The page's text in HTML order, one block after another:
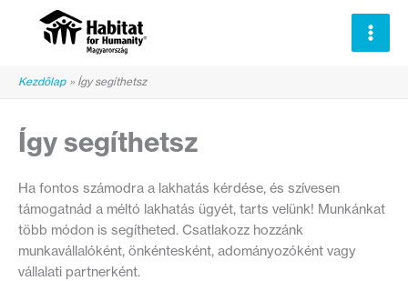
Kezdőlap Így segíthetsz
Így segíthetsz
Ha fontos számodra a lakhatás kérdése, és szívesen
támogatnád a méltó lakhatás ügyét, tarts velünk! Munkánkat
több módon is segítheted. Csatlakozz hozzánk
munkavállalóként, önkéntesként, adományozóként vagy
vállalati partnerként.